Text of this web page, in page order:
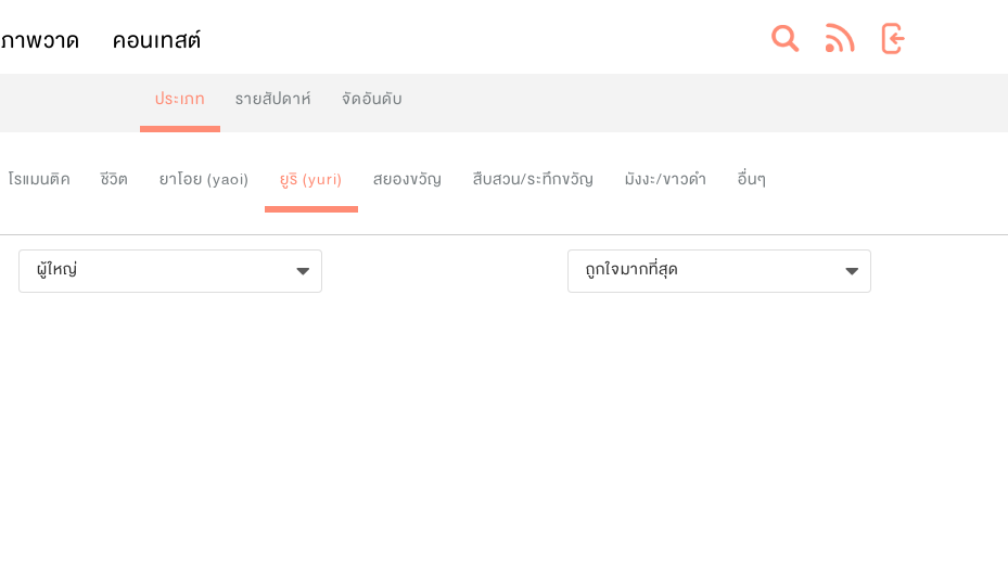
ภาพวาด คอนเทสต์
ประเภท รายสัปดาห์ จัดอันดับ
โรแมนติค ชีวิต ยาโอย (yaoi) ยูริ (yuri) สยองขวัญ สืบสวน/ระทึกขวัญ มังงะ/ขาวดำ อื่นๆ
ผู้ใหญ่ ถูกใจมากที่สุด